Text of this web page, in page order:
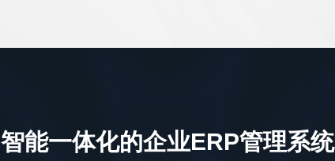
智能一体化的企业ERP管理系统